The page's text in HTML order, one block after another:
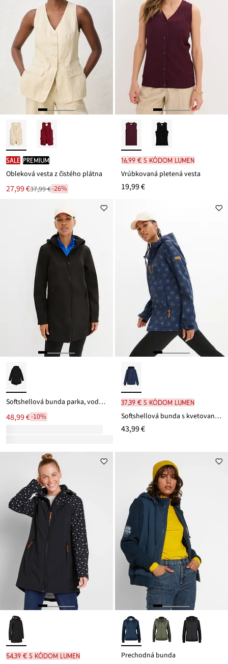
SALE PREMIUM
Obleková vesta z čistého plátna
Nová
cena
27,99 €
Zľava 37,99 €-26%
16,99 € s kódom LUMEN
Vrúbkovaná pletená vesta
19,99 €
Softshellová bunda parka, vodu odpudzujúca
48,99 €-10%
37,39 € s kódom LUMEN
Softshellová bunda s kvetovaným vzorom, odolná voči vode
43,99 €
54,39 € s kódom LUMEN Prechodná bunda